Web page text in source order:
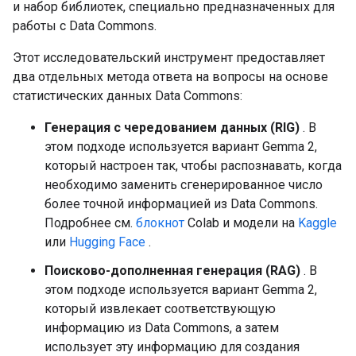
и набор библиотек, специально предназначенных для
работы с Data Commons.
Этот исследовательский инструмент предоставляет
два отдельных метода ответа на вопросы на основе
статистических данных Data Commons:
Генерация с чередованием данных (RIG) . В
этом подходе используется вариант Gemma 2,
который настроен так, чтобы распознавать, когда
необходимо заменить сгенерированное число
более точной информацией из Data Commons.
Подробнее см. блокнот Colab и модели на Kaggle
или Hugging Face .
Поисково-дополненная генерация (RAG) . В
этом подходе используется вариант Gemma 2,
который извлекает соответствующую
информацию из Data Commons, а затем
использует эту информацию для создания